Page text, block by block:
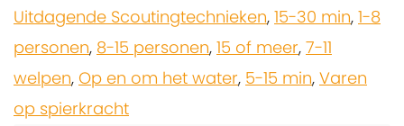
Uitdagende Scoutingtechnieken, 15-30 min, 1-8
personen, 8-15 personen, 15 of meer, 7-11
welpen, Op en om het water, 5-15 min, Varen
op spierkracht